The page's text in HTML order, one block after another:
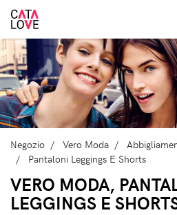
Negozio Vero Moda
Pantaloni Leggings E Shorts
VERO MODA,
LEGGINGS E